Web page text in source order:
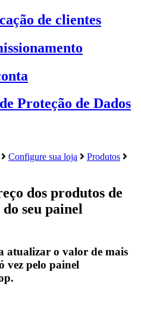
de clientes
Proteção de Dados
Configure sua loja
Produtos
dos produtos de
seu painel
atualizar o valor de mais
vez pelo painel